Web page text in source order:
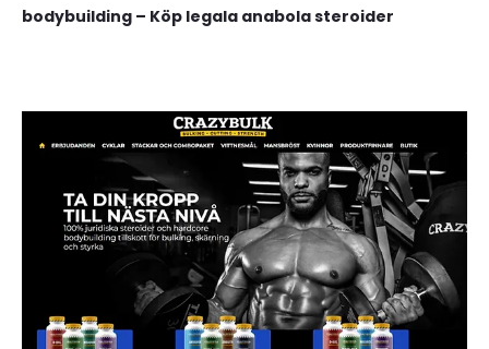
bodybuilding – Köp legala anabola steroider